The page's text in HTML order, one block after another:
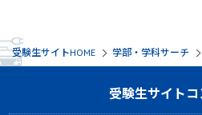
受験生サイトHOME 学部・学科サーチ
受験生サイト